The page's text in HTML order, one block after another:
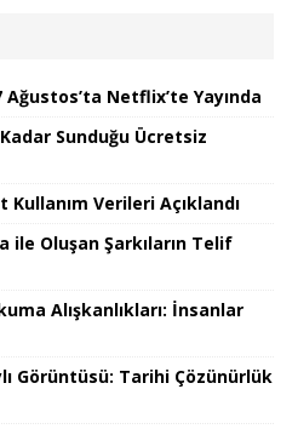
Ağustos’ta Netflix’te Yayında
Sunduğu Ücretsiz
Kullanım Verileri Açıklandı
ile Oluşan Şarkıların Telif
Alışkanlıkları: İnsanlar
Görüntüsü: Tarihi Çözünürlük